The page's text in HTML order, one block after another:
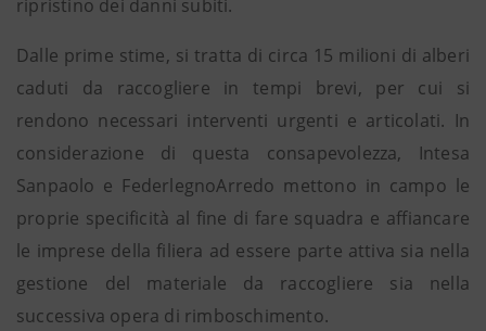
ripristino dei danni subiti.
Dalle prime stime, si tratta di circa 15 milioni di alberi
caduti da raccogliere in tempi brevi, per cui si
rendono necessari interventi urgenti e articolati. In
considerazione di questa consapevolezza, Intesa
Sanpaolo e FederlegnoArredo mettono in campo le
proprie specificità al fine di fare squadra e affiancare
le imprese della filiera ad essere parte attiva sia nella
gestione del materiale da raccogliere sia nella
successiva opera di rimboschimento.